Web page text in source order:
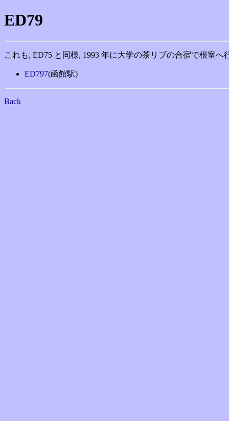
ED79
これも, ED75 と同様, 1993 年に大学の茶リブの合宿で根室へ
ED797(函館駅)
Back